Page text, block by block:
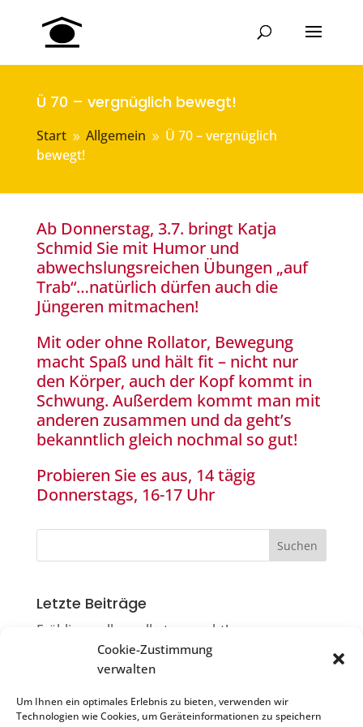
Cookie-Zustimmung
verwalten
Um Ihnen ein optimales Erlebnis zu bieten, verwenden wir
Technologien wie Cookies, um Geräteinformationen zu speichern
Ü 70 – vergnüglich bewegt!
Start 9 Allgemein 9 Ü 70 – vergnüglich
bewegt!
Ab Donnerstag, 3.7. bringt Katja
Schmid Sie mit Humor und
abwechslungsreichen Übungen „auf
Trab“…natürlich dürfen auch die
Jüngeren mitmachen!
Mit oder ohne Rollator, Bewegung
macht Spaß und hält fit – nicht nur
den Körper, auch der Kopf kommt in
Schwung. Außerdem kommt man mit
anderen zusammen und da geht’s
bekanntlich gleich nochmal so gut!
Probieren Sie es aus, 14 tägig
Donnerstags, 16-17 Uhr
Letzte Beiträge
Frühlingsrollen selbst gemacht!
Die Ruiter Flimmerkiste
Sonntagscafé